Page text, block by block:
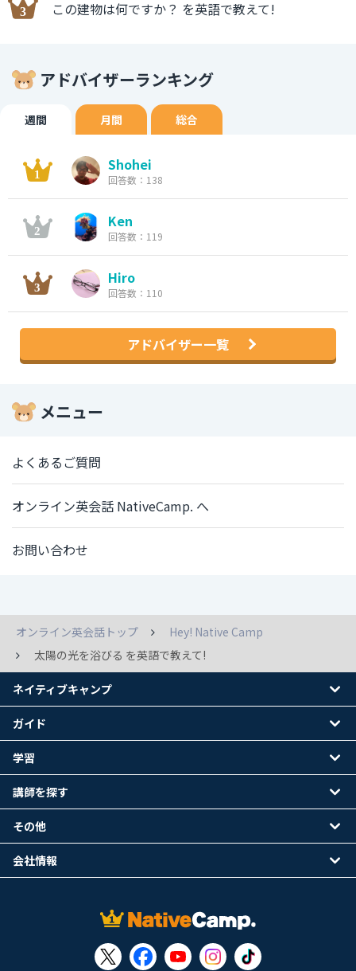
この建物は何ですか？ を英語で教えて!
アドバイザーランキング
週間 月間 総合
Shohei
回答数：138
Ken
回答数：119
Hiro
回答数：110
アドバイザー一覧
メニュー
よくあるご質問
オンライン英会話 NativeCamp. へ
お問い合わせ
オンライン英会話トップ
Hey! Native Camp
太陽の光を浴びる を英語で教えて!
ネイティブキャンプ
ガイド
学習
講師を探す
その他
会社情報